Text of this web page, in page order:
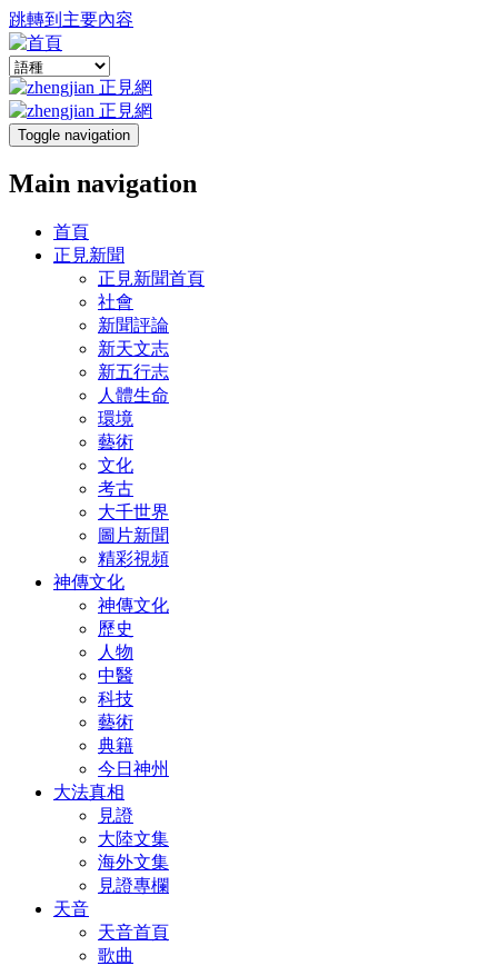
跳轉到主要內容
Toggle navigation
Main navigation
首頁
正見新聞
正見新聞首頁
社會
新聞評論
新天文志
新五行志
人體生命
環境
藝術
文化
考古
大千世界
圖片新聞
精彩視頻
神傳文化
神傳文化
歷史
人物
中醫
科技
藝術
典籍
今日神州
大法真相
見證
大陸文集
海外文集
見證專欄
天音
天音首頁
歌曲